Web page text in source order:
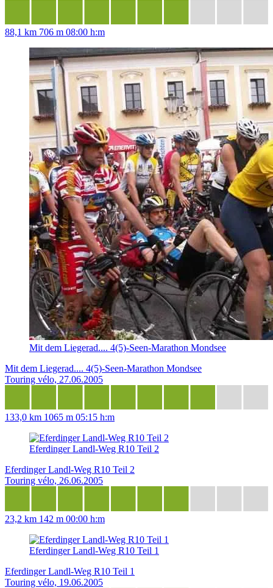
88,1 km 706 m 08:00 h:m
Mit dem Liegerad.... 4(5)-Seen-Marathon Mondsee
Mit dem Liegerad.... 4(5)-Seen-Marathon Mondsee
Touring vélo, 27.06.2005
133,0 km 1065 m 05:15 h:m
Eferdinger Landl-Weg R10 Teil 2
Eferdinger Landl-Weg R10 Teil 2
Touring vélo, 26.06.2005
23,2 km 142 m 00:00 h:m
Eferdinger Landl-Weg R10 Teil 1
Eferdinger Landl-Weg R10 Teil 1
Touring vélo, 19.06.2005